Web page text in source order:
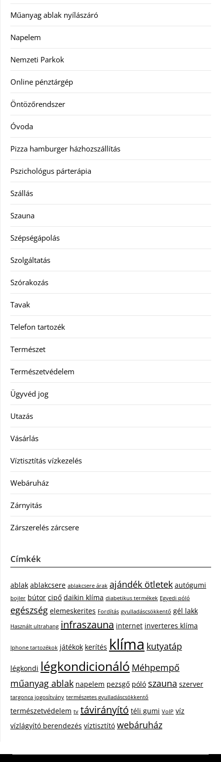
Műanyag ablak nyílászáró
Napelem
Nemzeti Parkok
Online pénztárgép
Öntözőrendszer
Óvoda
Pizza hamburger házhozszállítás
Pszichológus párterápia
Szállás
Szauna
Szépségápolás
Szolgáltatás
Szórakozás
Tavak
Telefon tartozék
Természet
Természetvédelem
Ügyvéd jog
Utazás
Vásárlás
Víztisztítás vízkezelés
Webáruház
Zárnyitás
Zárszerelés zárcsere
Címkék
ablak ablakcsere ablakcsere árak ajándék ötletek autógumi
bojler bútor cipő daikin klíma diabetikus termékek Egyedi póló
egészség elemeskerites Fordítás gyulladáscsökkentő gél lakk
Használt ultrahang infraszauna internet inverteres klíma
Iphone tartozékok játékok kerítés klíma kutyatáp
légkondi légkondicionáló Méhpempő
műanyag ablak napelem pezsgő póló szauna szerver
targonca jogosítvány természetes gyulladáscsökkentő
természetvédelem tv távirányító téli gumi VoIP víz
vízlágyító berendezés víztisztító webáruház